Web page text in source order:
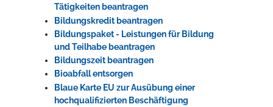
Tätigkeiten beantragen
Bildungskredit beantragen
Bildungspaket - Leistungen für Bildung
und Teilhabe beantragen
Bildungszeit beantragen
Bioabfall entsorgen
Blaue Karte EU zur Ausübung einer
hochqualifizierten Beschäftigung